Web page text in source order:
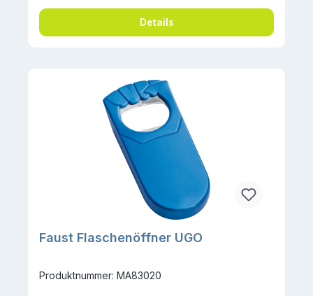
Details
Faust Flaschenöffner UGO
Produktnummer: MA83020